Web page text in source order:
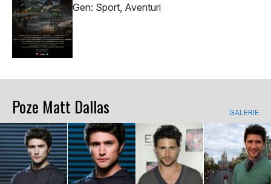
Gen: Sport, Aventuri
Poze Matt Dallas GALERIE